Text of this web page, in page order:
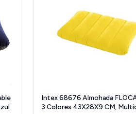
Intex 68676 Almohada
3 Colores 43X28X9 CM,